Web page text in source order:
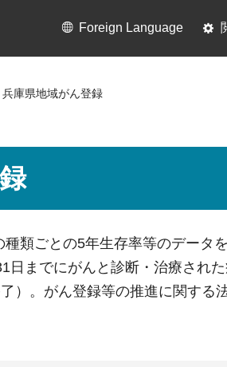
Foreign Language
兵庫県地域がん登録
類ごとの5年生存率等のデータ
日までにがんと診断・治療され
）。がん登録等の推進に関す